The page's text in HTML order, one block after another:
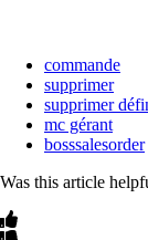
commande
supprimer
supprimer
mc gérant
bosssalesorder
Was this article